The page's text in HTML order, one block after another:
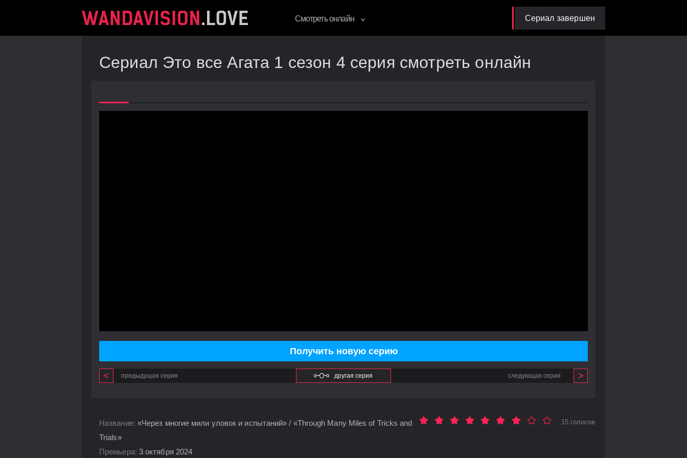
Смотреть онлайн Сериал завершен
Сериал Это все Агата 1 сезон 4 серия смотреть онлайн
Получить новую серию
предыдущая серия другая серия следующая серия
Название: «Через многие мили уловок и испытаний» / «Through Many Miles of Tricks and
Trials»
Премьера: 3 октября 2024
15 голосов